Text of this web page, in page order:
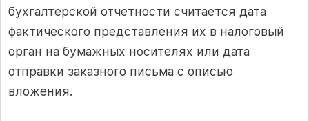
бухгалтерской отчетности считается дата
фактического представления их в налоговый
орган на бумажных носителях или дата
отправки заказного письма с описью
вложения.